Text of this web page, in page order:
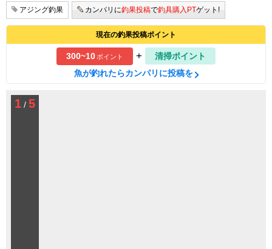
アジング釣果 カンパリに釣果投稿で釣具購入PTゲット!
現在の釣果投稿ポイント
300~10ポイント +
清掃ポイント
魚が釣れたらカンパリに投稿を
1 / 5